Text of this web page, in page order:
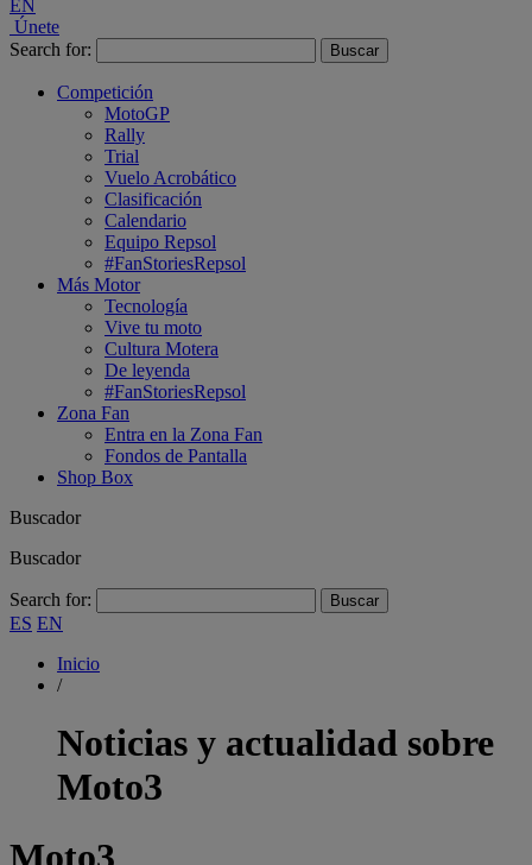
EN
Únete
Search for:
Competición
MotoGP
Rally
Trial
Vuelo Acrobático
Clasificación
Calendario
Equipo Repsol
#FanStoriesRepsol
Más Motor
Tecnología
Vive tu moto
Cultura Motera
De leyenda
#FanStoriesRepsol
Zona Fan
Entra en la Zona Fan
Fondos de Pantalla
Shop Box
Buscador
Buscador
Search for:
ES EN
Inicio
/
Noticias y actualidad sobre
Moto3